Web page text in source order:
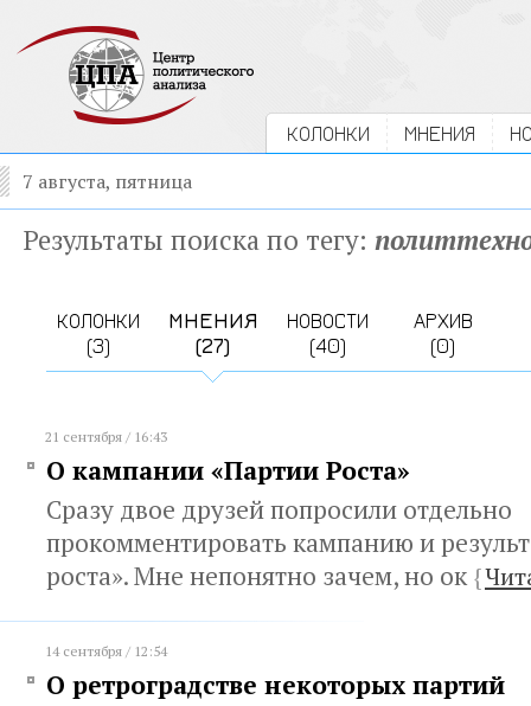
КОЛОНКИ МНЕНИЯ
7 августа, пятница
Результаты поиска по тегу:
КОЛОНКИ
(3)
МНЕНИЯ
(27)
НОВОСТИ
(40)
АРХИВ
(0)
21 сентября / 16:43
О кампании «Партии Роста»
Сразу двое друзей попросили отдельно
прокомментировать кампанию и
роста». Мне непонятно зачем, но ок{
14 сентября / 12:54
О ретроградстве некоторых партий